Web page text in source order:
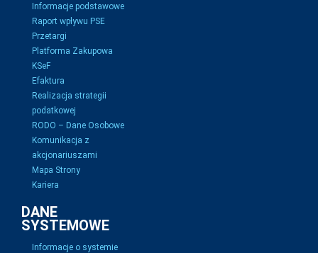
Informacje podstawowe
Raport wpływu PSE
Przetargi
Platforma Zakupowa
KSeF
Efaktura
Realizacja strategii
podatkowej
RODO – Dane Osobowe
Komunikacja z
akcjonariuszami
Mapa Strony
Kariera
DANE
SYSTEMOWE
Informacje o systemie